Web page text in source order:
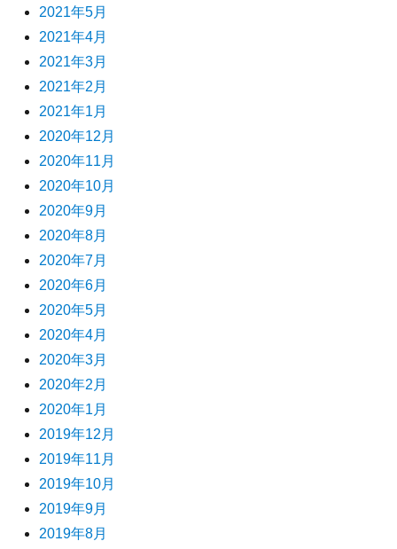
2021年5月
2021年4月
2021年3月
2021年2月
2021年1月
2020年12月
2020年11月
2020年10月
2020年9月
2020年8月
2020年7月
2020年6月
2020年5月
2020年4月
2020年3月
2020年2月
2020年1月
2019年12月
2019年11月
2019年10月
2019年9月
2019年8月